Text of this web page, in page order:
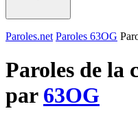
Paroles.net Paroles 63OG
Paroles de la
par 63OG